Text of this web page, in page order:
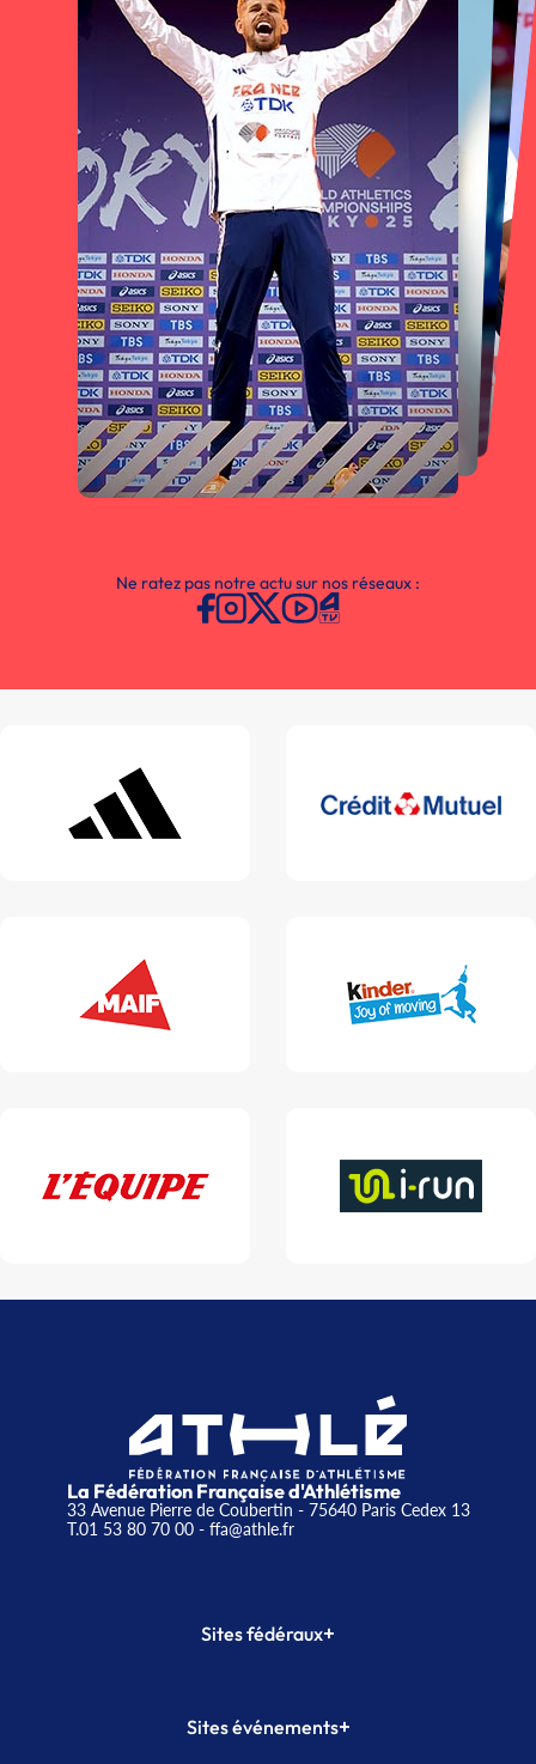
Ne ratez pas notre actu sur nos réseaux :
La Fédération Française d'Athlétisme
33 Avenue Pierre de Coubertin - 75640 Paris Cedex 13
T.01 53 80 70 00- ffa@athle.fr
Sites fédéraux+
Plateforme Formation
Sites événements+